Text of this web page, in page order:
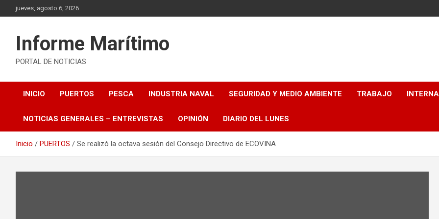
Saltar
al
jueves, agosto 6, 2026
Informe Marítimo
PORTAL DE NOTICIAS
INICIO PUERTOS PESCA INDUSTRIA NAVAL SEGURIDAD Y MEDIO AMBIENTE TRABAJO
NOTICIAS GENERALES – ENTREVISTAS OPINIÓN DIARIO DEL LUNES
Inicio PUERTOS Se realizó la octava sesión del Consejo Directivo de ECOVINA